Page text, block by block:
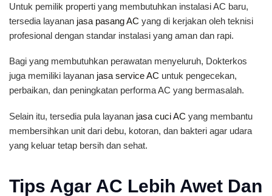
Untuk pemilik properti yang membutuhkan instalasi AC baru,
tersedia layanan jasa pasang AC yang di kerjakan oleh teknisi
profesional dengan standar instalasi yang aman dan rapi.
Bagi yang membutuhkan perawatan menyeluruh, Dokterkos
juga memiliki layanan jasa service AC untuk pengecekan,
perbaikan, dan peningkatan performa AC yang bermasalah.
Selain itu, tersedia pula layanan jasa cuci AC yang membantu
membersihkan unit dari debu, kotoran, dan bakteri agar udara
yang keluar tetap bersih dan sehat.
Tips Agar AC Lebih Awet Dan